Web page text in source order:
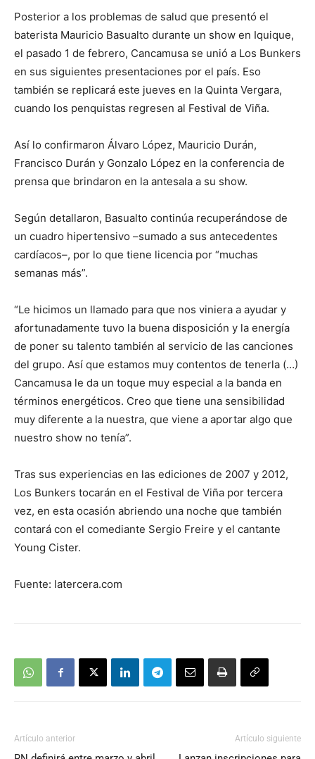
Posterior a los problemas de salud que presentó el
baterista Mauricio Basualto durante un show en Iquique,
el pasado 1 de febrero, Cancamusa se unió a Los Bunkers
en sus siguientes presentaciones por el país. Eso
también se replicará este jueves en la Quinta Vergara,
cuando los penquistas regresen al Festival de Viña.
Así lo confirmaron Álvaro López, Mauricio Durán,
Francisco Durán y Gonzalo López en la conferencia de
prensa que brindaron en la antesala a su show.
Según detallaron, Basualto continúa recuperándose de
un cuadro hipertensivo –sumado a sus antecedentes
cardíacos–, por lo que tiene licencia por “muchas
semanas más”.
“Le hicimos un llamado para que nos viniera a ayudar y
afortunadamente tuvo la buena disposición y la energía
de poner su talento también al servicio de las canciones
del grupo. Así que estamos muy contentos de tenerla (…)
Cancamusa le da un toque muy especial a la banda en
términos energéticos. Creo que tiene una sensibilidad
muy diferente a la nuestra, que viene a aportar algo que
nuestro show no tenía”.
Tras sus experiencias en las ediciones de 2007 y 2012,
Los Bunkers tocarán en el Festival de Viña por tercera
vez, en esta ocasión abriendo una noche que también
contará con el comediante Sergio Freire y el cantante
Young Cister.
Fuente: latercera.com
Artículo anterior Artículo siguiente